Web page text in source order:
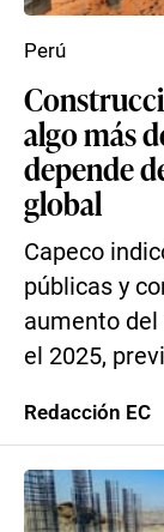
algo más
depende
global
Capeco
públicas y
aumento del
el 2025,
Perú
Redacción EC